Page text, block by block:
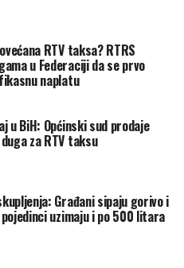
RTV TAKSA
evo kakavo nas vrijeme
Hrvatima”
RTV taksa? RTRS
u Federaciji da se prvo
naplatu
u BiH: Općinski sud prodaje
za RTV taksu
Građani sipaju gorivo i
uzimaju i po 500 litara